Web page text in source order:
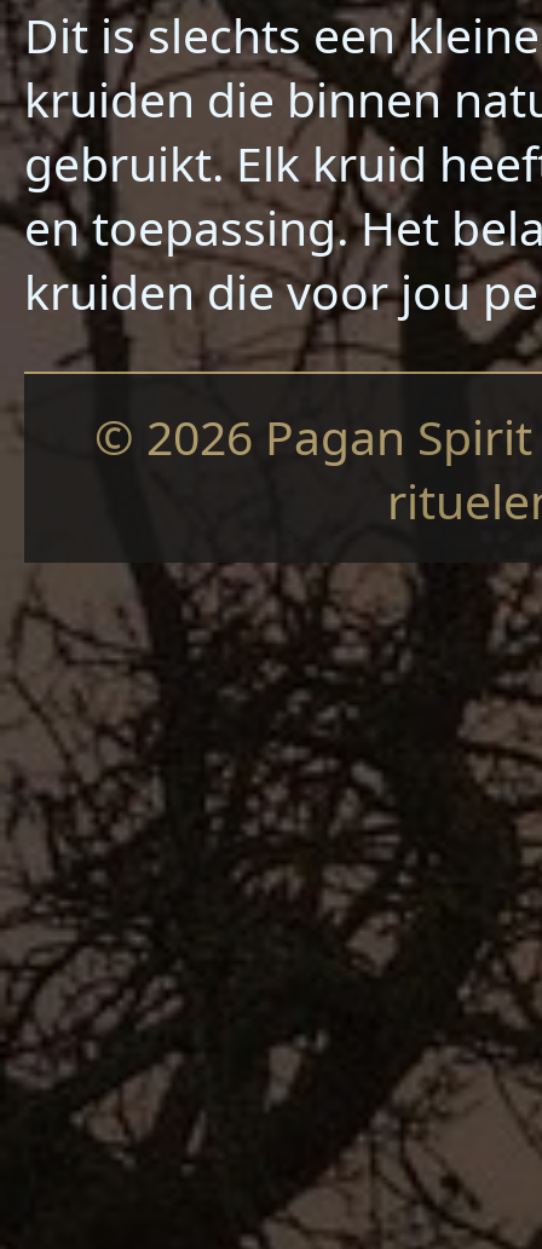
Dit is slechts een
kruiden die binnen
gebruikt. Elk kruid
en toepassing. Het
kruiden die voor jou
© 2026 Pagan